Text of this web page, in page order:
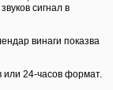
сигнал в
винаги показва
или 24-часов формат.